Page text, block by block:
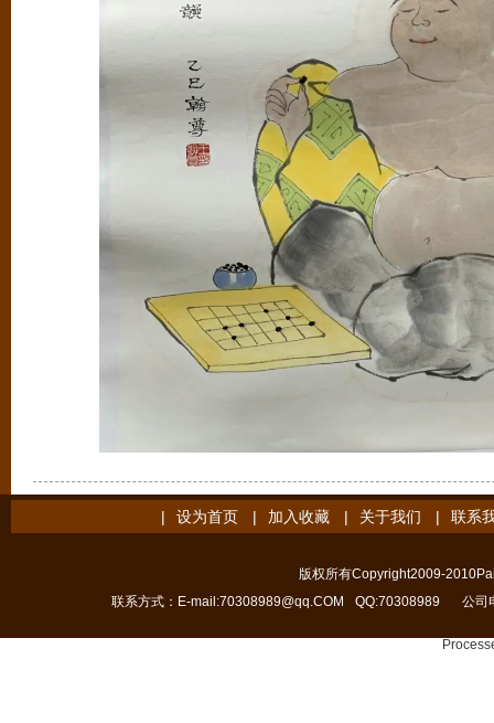
| 设为首页 | 加入收藏 | 关于我们 | 联系
版权所有Copyright2009-
联系方式：E-mail:70308989@qq.COM
QQ:70308989 公司